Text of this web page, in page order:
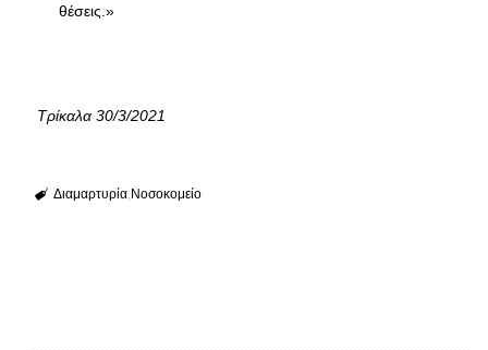
θέσεις.»
Τρίκαλα 30/3/2021
Διαμαρτυρία Νοσοκομείο